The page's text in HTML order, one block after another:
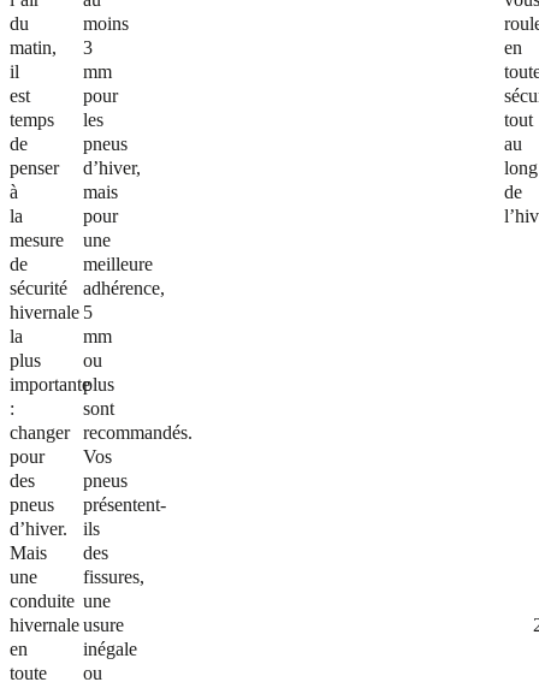
du
matin,
il
est
temps
de
penser
à
la
mesure
de
sécurité
hivernale
la
plus
importante
:
changer
pour
des
pneus
d’hiver.
Mais
une
conduite
hivernale
en
toute
moins
3
mm
pour
les
pneus
d’hiver,
mais
pour
une
meilleure
adhérence,
5
mm
ou
plus
sont
recommandés.
Vos
pneus
présentent-
ils
des
fissures,
une
usure
inégale
ou
en
tout
au
long
de